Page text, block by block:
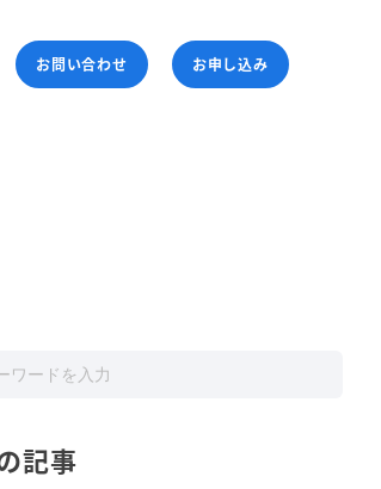
お問い合わせ お申し込み
記事